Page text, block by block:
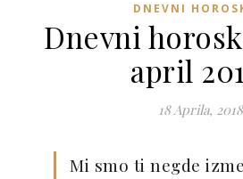
DNEVNI
Dnevni
april
18 Aprila, 2018
Mi smo ti negde